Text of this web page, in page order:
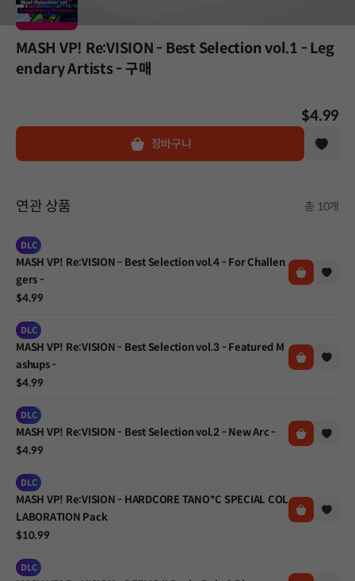
MASH VP! Re:VISION - Best Selection vol.1 - Leg
endary Artists - 구매
$4.99
장바구니
연관 상품 총 10개
DLC
MASH VP! Re:VISION - Best Selection vol.4 - For Challen
gers -
$4.99
DLC
MASH VP! Re:VISION - Best Selection vol.3 - Featured M
ashups -
$4.99
DLC
MASH VP! Re:VISION - Best Selection vol.2 - New Arc -
$4.99
DLC
MASH VP! Re:VISION - HARDCORE TANO*C SPECIAL COL
LABORATION Pack
$10.99
DLC